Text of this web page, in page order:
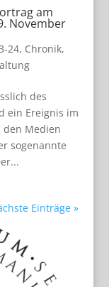
am
November
24, Chronik,
des
ein Ereig­nis im
Medien
soge­nannte
Einträge »